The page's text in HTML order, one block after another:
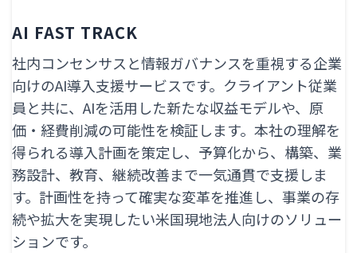
AI FAST TRACK
社内コンセンサスと情報ガバナンスを重視する企業
向けのAI導入支援サービスです。クライアント従業
員と共に、AIを活用した新たな収益モデルや、原
価・経費削減の可能性を検証します。本社の理解を
得られる導入計画を策定し、予算化から、構築、業
務設計、教育、継続改善まで一気通貫で支援しま
す。計画性を持って確実な変革を推進し、事業の存
続や拡大を実現したい米国現地法人向けのソリュー
ションです。